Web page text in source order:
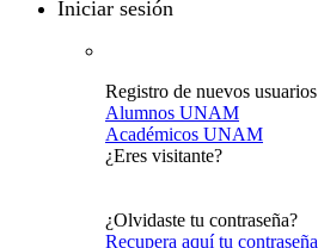
Iniciar sesión
Registro de nuevos usuarios
Alumnos UNAM
Académicos UNAM
¿Eres visitante?
¿Olvidaste tu contraseña?
Recupera aquí tu contraseña